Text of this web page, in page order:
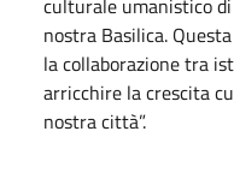
nostra Basilica.
la collaborazione tra
arricchire la crescita
nostra città”.